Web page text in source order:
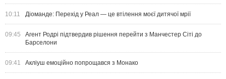
10:11 Діоманде: Перехід у Реал — це втілення моєї дитячої мрії
09:45
Агент Родрі підтвердив рішення перейти з Манчестер Сіті до
Барселони
09:41 Акліуш емоційно попрощався з Монако